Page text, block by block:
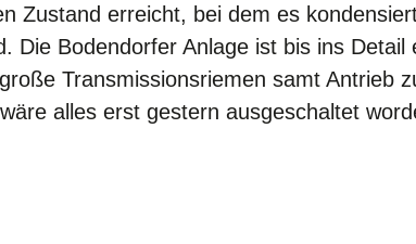
Zustand erreicht, bei dem es
Bodendorfer Anlage ist bis ins
Transmissionsriemen samt Antrieb
alles erst gestern ausgeschaltet